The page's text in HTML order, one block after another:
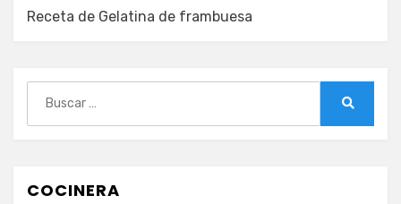
Receta de Gelatina de frambuesa
COCINERA